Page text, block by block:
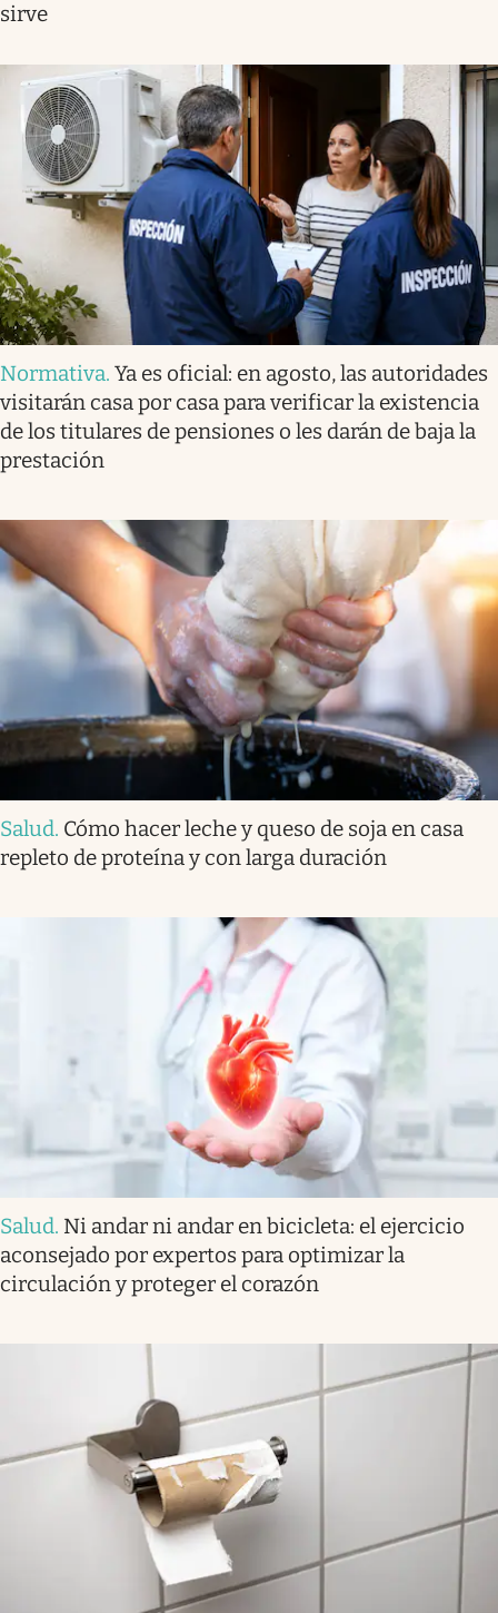
sirve
Normativa. Ya es oficial: en agosto, las autoridades
visitarán casa por casa para verificar la existencia
de los titulares de pensiones o les darán de baja la
prestación
Salud. Cómo hacer leche y queso de soja en casa
repleto de proteína y con larga duración
Salud. Ni andar ni andar en bicicleta: el ejercicio
aconsejado por expertos para optimizar la
circulación y proteger el corazón